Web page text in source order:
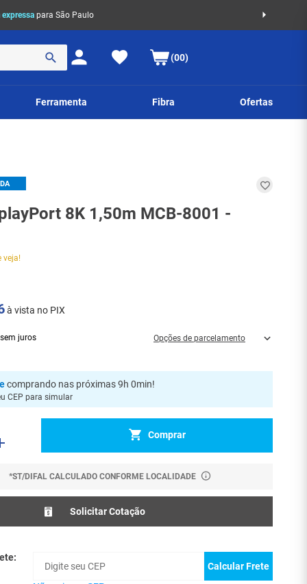
expressa para São Paulo
(00)
Ferramenta Fibra Ofertas
8K 1,50m MCB-8001 -
veja!
à vista no PIX
sem juros Opções de parcelamento
comprando nas próximas 9h 0min!
CEP para simular
Comprar
*ST/DIFAL CALCULADO CONFORME LOCALIDADE
Solicitar Cotação
Calcular Frete